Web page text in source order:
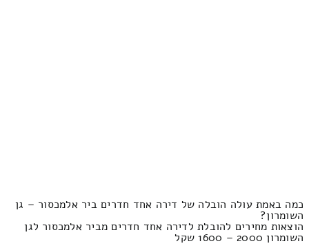
כמה באמת עולה הובלה של דירה אחד חדרים ביר אלמכסור – גן
השומרון?
הוצאות מחירים להובלת לדירה אחד חדרים מביר אלמכסור לגן
השומרון 2000 – 1600 שקל